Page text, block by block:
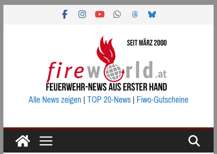
Alle News zeigen|TOP 20-News|Fiwo-Gutscheine